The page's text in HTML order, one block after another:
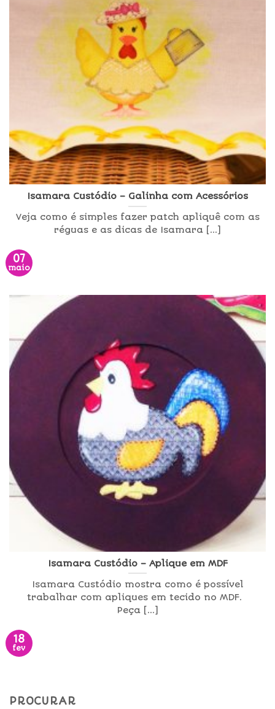
Isamara Custódio – Galinha com Acessórios
Veja como é simples fazer patch apliquê com as
réguas e as dicas de Isamara [...]
07
maio
Isamara Custódio – Aplique em MDF
Isamara Custódio mostra como é possível
trabalhar com apliques em tecido no MDF.
Peça [...]
18
fev
PROCURAR